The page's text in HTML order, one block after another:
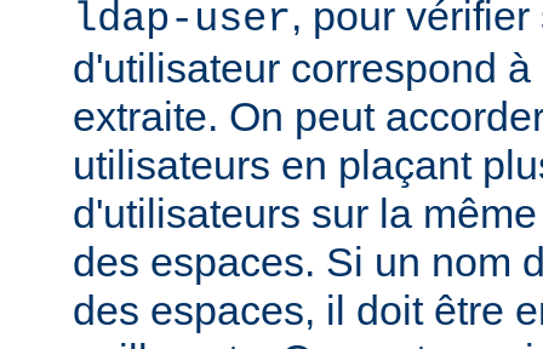
ldap-user, pour
d'utilisateur correspond
extraite. On peut
utilisateurs en plaçant
d'utilisateurs sur la
des espaces. Si un nom
des espaces, il doit être